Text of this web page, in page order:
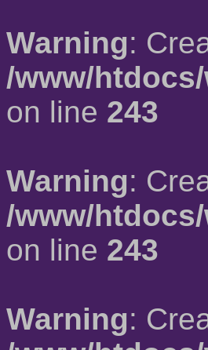
Warning:
/www/
on line 243
Warning:
/www/
on line 243
Warning: